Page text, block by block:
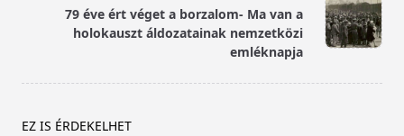
reader-
text">Page</span>
79 éve ért véget a borzalom- Ma van a
holokauszt áldozatainak nemzetközi
emléknapja
EZ IS ÉRDEKELHET